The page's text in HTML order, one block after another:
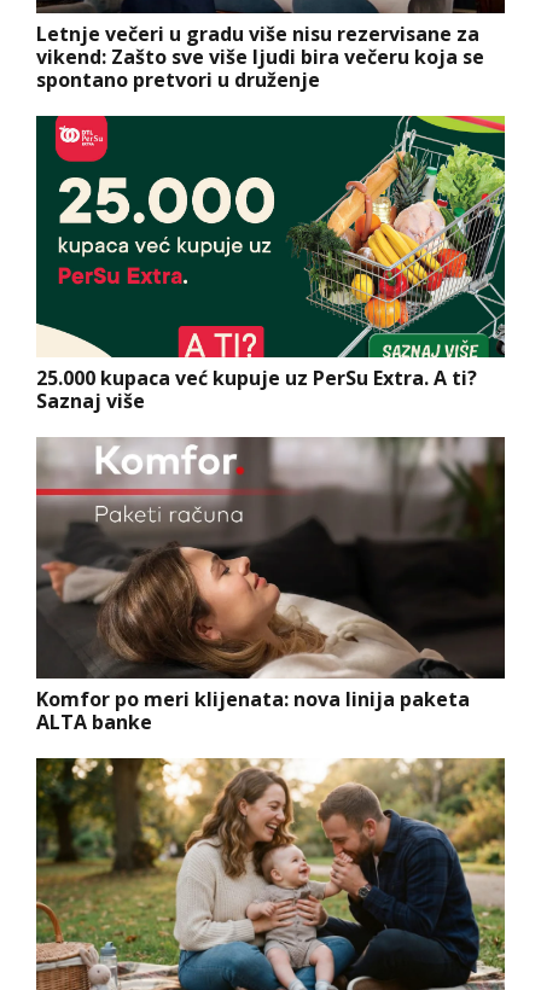
Letnje večeri u gradu više nisu rezervisane za
vikend: Zašto sve više ljudi bira večeru koja se
spontano pretvori u druženje
25.000 kupaca već kupuje uz PerSu Extra. A ti?
Saznaj više
Komfor po meri klijenata: nova linija paketa
ALTA banke